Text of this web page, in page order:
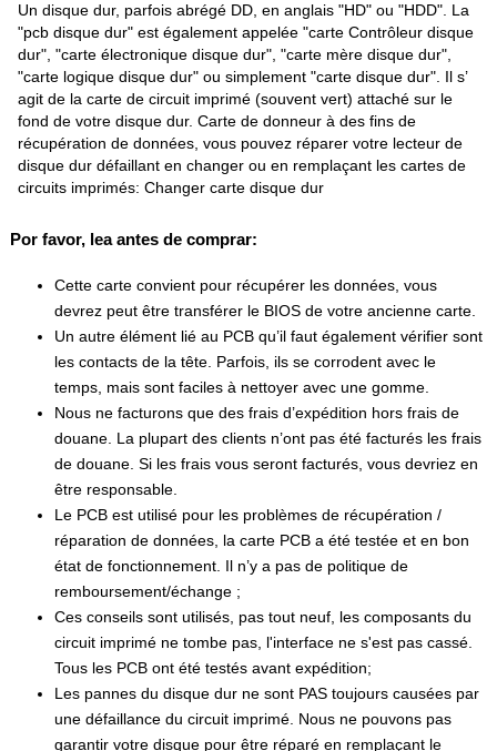
Un disque dur, parfois abrégé DD, en anglais "HD" ou "HDD". La
"pcb disque dur" est également appelée "carte Contrôleur disque
dur", "carte électronique disque dur", "carte mère disque dur",
"carte logique disque dur" ou simplement "carte disque dur". Il s’
agit de la carte de circuit imprimé (souvent vert) attaché sur le
fond de votre disque dur. Carte de donneur à des fins de
récupération de données, vous pouvez réparer votre lecteur de
disque dur défaillant en changer ou en remplaçant les cartes de
circuits imprimés: Changer carte disque dur
Por favor, lea antes de comprar:
Cette carte convient pour récupérer les données, vous
devrez peut être transférer le BIOS de votre ancienne carte.
Un autre élément lié au PCB qu’il faut également vérifier sont
les contacts de la tête. Parfois, ils se corrodent avec le
temps, mais sont faciles à nettoyer avec une gomme.
Nous ne facturons que des frais d’expédition hors frais de
douane. La plupart des clients n’ont pas été facturés les frais
de douane. Si les frais vous seront facturés, vous devriez en
être responsable.
Le PCB est utilisé pour les problèmes de récupération /
réparation de données, la carte PCB a été testée et en bon
état de fonctionnement. Il n’y a pas de politique de
remboursement/échange ;
Ces conseils sont utilisés, pas tout neuf, les composants du
circuit imprimé ne tombe pas, l'interface ne s'est pas cassé.
Tous les PCB ont été testés avant expédition;
Les pannes du disque dur ne sont PAS toujours causées par
une défaillance du circuit imprimé. Nous ne pouvons pas
garantir votre disque pour être réparé en remplaçant le